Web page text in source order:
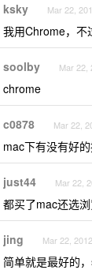
ksky Mar 22,
我用Chrome，不
soolby Mar 22,
chrome
c0878 Mar 22,
mac下有没有好
just44 Mar 22,
都买了mac还选
jing Mar 22, 2012
简单就是最好的，